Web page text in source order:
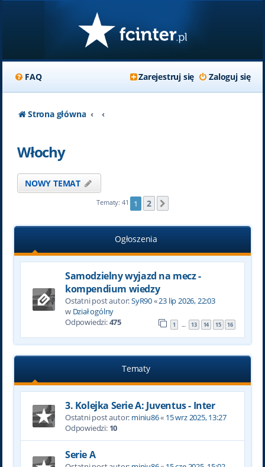
FAQ Zaloguj się
Zarejestruj się
Strona główna
Włochy
NOWY TEMAT
Tematy: 41 1 2
Ogłoszenia
Samodzielny wyjazd na mecz -
kompendium wiedzy
Ostatni post autor:SyR90«23 lip 2026, 22:03
w Dział ogólny
Odpowiedzi:475 1 … 13 14 15 16
Tematy
3. Kolejka Serie A: Juventus - Inter
Ostatni post autor: miniu86« 15 wrz 2025, 13:27
Odpowiedzi: 10
Serie A